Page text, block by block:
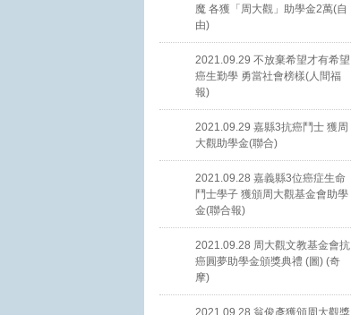
魔 各獲「周大觀」助學金2萬(自
由)
2021.09.29 不放棄希望才有希望
癌生勤學 勇當社會榜樣(人間福
報)
2021.09.29 嘉縣3抗癌鬥士 獲周
大觀助學金(聯合)
2021.09.28 嘉義縣3位癌症生命
鬥士學子 獲頒周大觀基金會助學
金(聯合報)
2021.09.28 周大觀文教基金會抗
癌圓夢助學金頒獎典禮 (圖) (奇
摩)
2021.09.28 翁俊彥獲頒周大觀獎